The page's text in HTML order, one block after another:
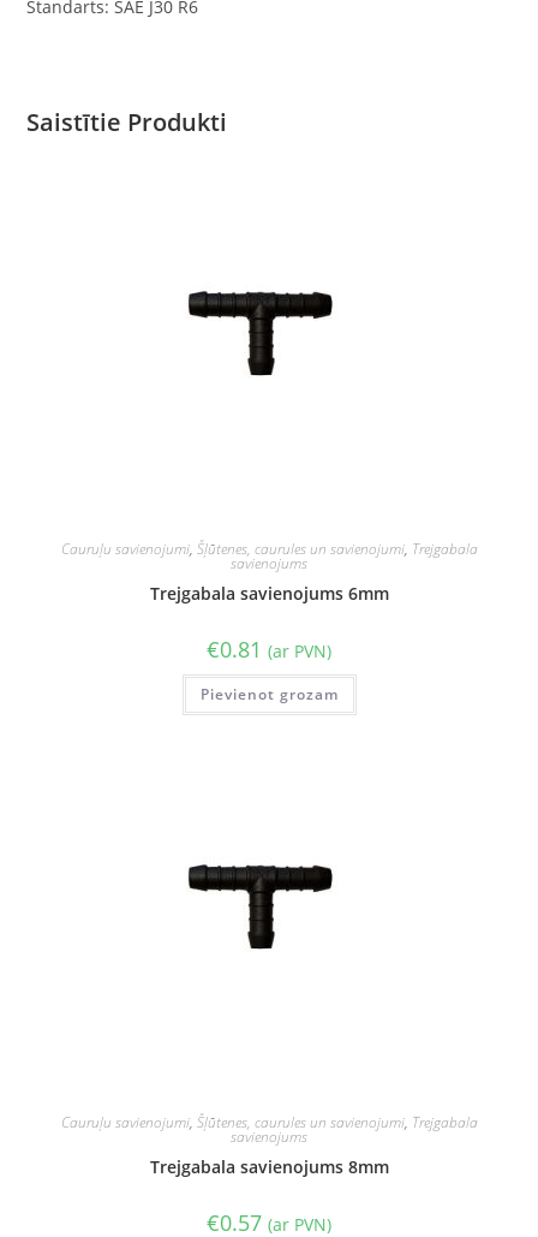
Standarts: SAE J30 R6
Saistītie Produkti
Cauruļu savienojumi, Šļūtenes, caurules un savienojumi, Trejgabala
savienojums
Trejgabala savienojums 6mm
€0.81 (ar PVN)
Pievienot grozam
Cauruļu savienojumi, Šļūtenes, caurules un savienojumi, Trejgabala
savienojums
Trejgabala savienojums 8mm
€0.57 (ar PVN)